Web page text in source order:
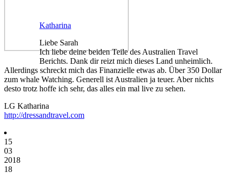
Katharina
Liebe Sarah
Ich liebe deine beiden Teile des Australien Travel
Berichts. Dank dir reizt mich dieses Land unheimlich.
Allerdings schreckt mich das Finanzielle etwas ab. Über 350 Dollar
zum whale Watching. Generell ist Australien ja teuer. Aber nichts
desto trotz hoffe ich sehr, das alles ein mal live zu sehen.
LG Katharina
http://dressandtravel.com
15
03
2018
18